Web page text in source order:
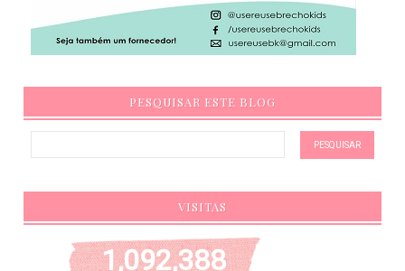
PESQUISAR ESTE BLOG
VISITAS
1,092,388